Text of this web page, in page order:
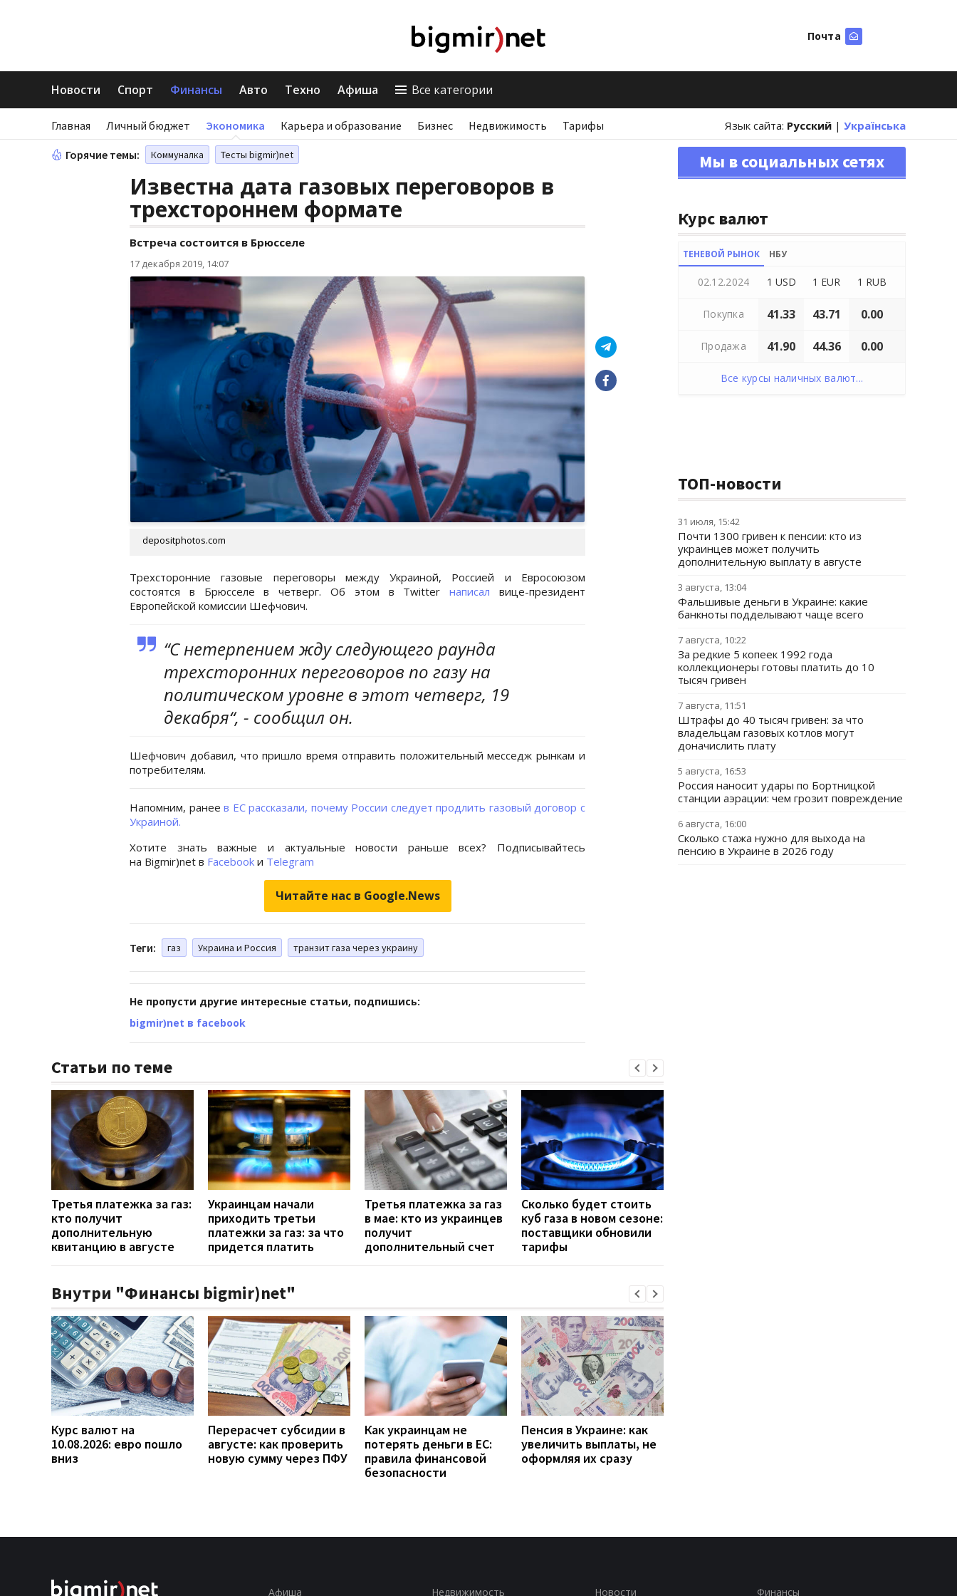
Почта
Новости Спорт Финансы Авто Техно Афиша Все категории
Главная Личный бюджет Экономика Карьера и образование Бизнес Недвижимость Тарифы Язык сайта: Русский | Українська
Горячие темы: Коммуналка Тесты bigmir)net
Известна дата газовых переговоров в
трехстороннем формате
Встреча состоится в Брюсселе
17 декабря 2019, 14:07
depositphotos.com
Трехсторонние газовые переговоры между Украиной, Россией и Евросоюзом
состоятся в Брюсселе в четверг. Об этом в Twitterнаписалвице-президент
Европейской комиссии Шефчович.
“С нетерпением жду следующего раунда
трехсторонних переговоров по газу на
политическом уровне в этот четверг, 19
декабря“, - сообщил он.
Шефчович добавил, что пришло время отправить положительный месседж рынкам и
потребителям.
Напомним, ранее в ЕС рассказали, почему России следует продлить газовый договор с
Украиной.
Хотите знать важные и актуальные новости раньше всех? Подписывайтесь
на Bigmir)net в Facebook и Telegram
Читайте нас в Google.News
Теги: газ Украина и Россия транзит газа через украину
Не пропусти другие интересные статьи, подпишись:
bigmir)net в facebook
Статьи по теме
Третья платежка за газ:
кто получит
дополнительную
квитанцию в августе
Украинцам начали
приходить третьи
платежки за газ: за что
придется платить
Третья платежка за газ
в мае: кто из украинцев
получит
дополнительный счет
Сколько будет стоить
куб газа в новом сезоне:
поставщики обновили
тарифы
Внутри "Финансы bigmir)net"
Курс валют на
10.08.2026: евро пошло
вниз
Перерасчет субсидии в
августе: как проверить
новую сумму через ПФУ
Как украинцам не
потерять деньги в ЕС:
правила финансовой
безопасности
Пенсия в Украине: как
увеличить выплаты, не
оформляя их сразу
Мы в социальных сетях
Курс валют
ТЕНЕВОЙ РЫНОК НБУ
02.12.2024 1 USD 1 EUR 1 RUB
Покупка 41.33 43.71 0.00
Продажа 41.90 44.36 0.00
Все курсы наличных валют...
ТОП-новости
31 июля, 15:42
Почти 1300 гривен к пенсии: кто из
украинцев может получить
дополнительную выплату в августе
3 августа, 13:04
Фальшивые деньги в Украине: какие
банкноты подделывают чаще всего
7 августа, 10:22
За редкие 5 копеек 1992 года
коллекционеры готовы платить до 10
тысяч гривен
7 августа, 11:51
Штрафы до 40 тысяч гривен: за что
владельцам газовых котлов могут
доначислить плату
5 августа, 16:53
Россия наносит удары по Бортницкой
станции аэрации: чем грозит повреждение
6 августа, 16:00
Сколько стажа нужно для выхода на
пенсию в Украине в 2026 году
Афиша Недвижимость Новости Финансы